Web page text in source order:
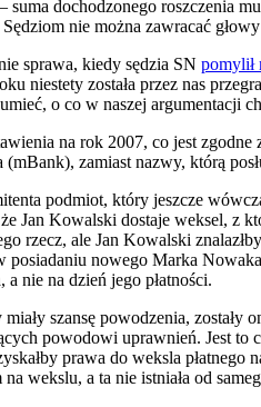
dochodzonego roszczenia
nie można zawracać
sprawa, kiedy sędzia SN pomylił
niestety została przez nas
o co w naszej argumentacji
na rok 2007, co jest
zamiast nazwy, którą
podmiot, który jeszcze
Jan Kowalski dostaje weksel, z
rzecz, ale Jan Kowalski
nowego Marka
nie na dzień jego płatności.
szansę powodzenia,
powodowi uprawnień. Jest to
prawa do weksla
wekslu, a ta nie istniała od